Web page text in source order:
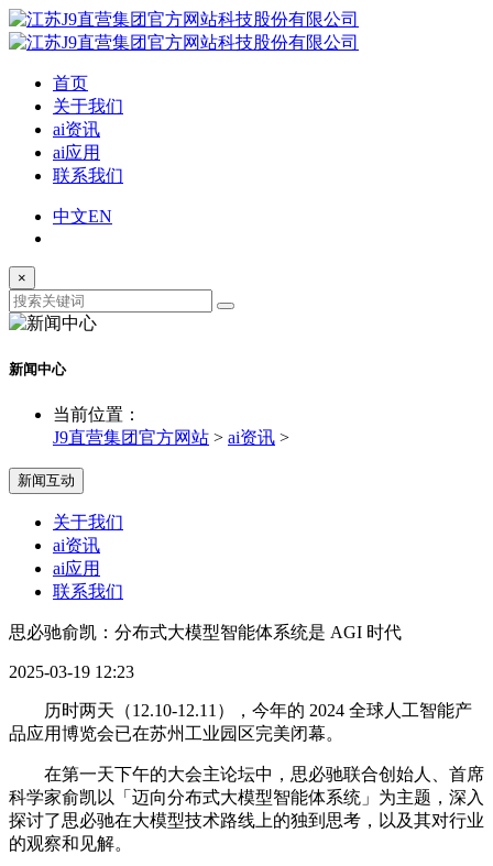
首页
关于我们
ai资讯
ai应用
联系我们
中文EN
×
新闻中心
当前位置：
J9直营集团官方网站 > ai资讯 >
新闻互动
关于我们
ai资讯
ai应用
联系我们
思必驰俞凯：分布式大模型智能体系统是 AGI 时代
2025-03-19 12:23
历时两天（12.10-12.11），今年的 2024 全球人工智能产
品应用博览会已在苏州工业园区完美闭幕。
在第一天下午的大会主论坛中，思必驰联合创始人、首席
科学家俞凯以「迈向分布式大模型智能体系统」为主题，深入
探讨了思必驰在大模型技术路线上的独到思考，以及其对行业
的观察和见解。